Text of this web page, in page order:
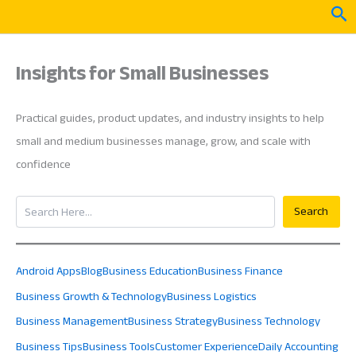
Insights for Small Businesses
Practical guides, product updates, and industry insights to help
small and medium businesses manage, grow, and scale with
confidence
Search
Search
Android AppsBlogBusiness EducationBusiness Finance
Business Growth & TechnologyBusiness Logistics
Business ManagementBusiness StrategyBusiness Technology
Business TipsBusiness ToolsCustomer ExperienceDaily Accounting